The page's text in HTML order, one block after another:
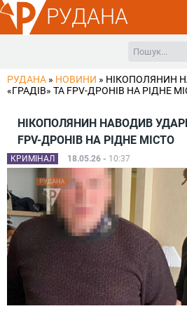
РУДАНА
РУДАНА » НОВИНИ » НІКОПОЛЯНИН
«ГРАДІВ» ТА FPV-ДРОНІВ НА РІДНЕ
НІКОПОЛЯНИН НАВОДИВ
FPV-ДРОНІВ НА РІДНЕ МІСТО
КРИМІНАЛ 18.05.26 - 10:37